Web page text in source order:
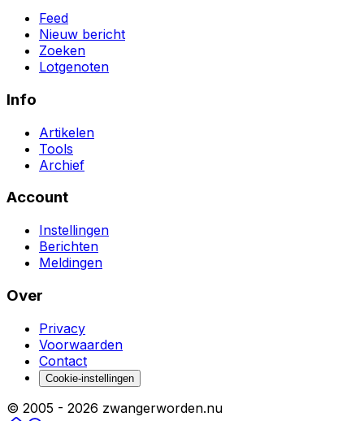
Feed
Nieuw bericht
Zoeken
Lotgenoten
Info
Artikelen
Tools
Archief
Account
Instellingen
Berichten
Meldingen
Over
Privacy
Voorwaarden
Contact
Cookie-instellingen
© 2005 - 2026 zwangerworden.nu